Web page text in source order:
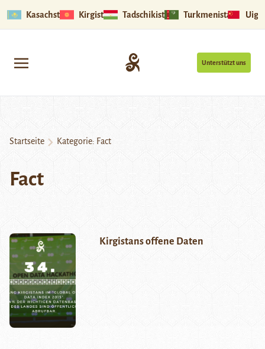
Kasachstan Kirgistan Tadschikistan Turkmenistan
Unterstützt uns
Startseite Kategorie: Fact
Fact
Kirgistans offene Daten